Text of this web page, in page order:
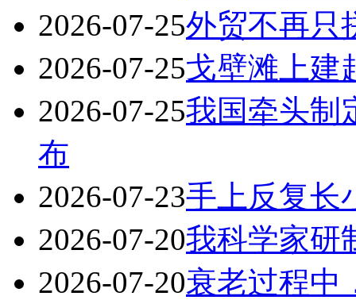
2026-07-25外贸不再只
2026-07-25戈壁滩上建
2026-07-25我国牵头制
布
2026-07-23手上反复长
2026-07-20我科学家研
2026-07-20衰老过程中